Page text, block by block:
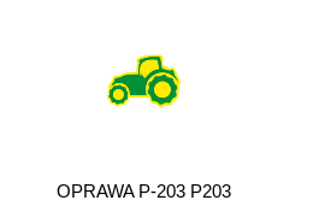
OPRAWA P-203 P203